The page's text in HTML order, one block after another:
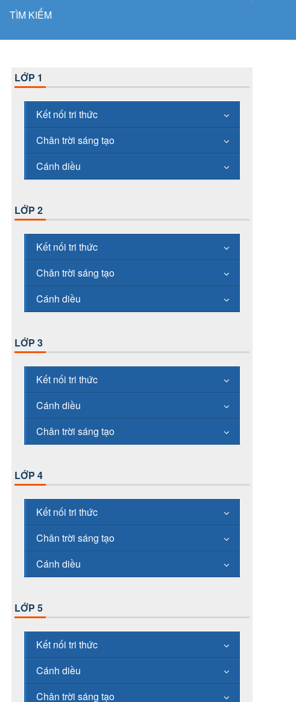
TÌM KIẾM
LỚP 1
Kết nối tri thức
Chân trời sáng tạo
Cánh diều
LỚP 2
Kết nối tri thức
Chân trời sáng tạo
Cánh diều
LỚP 3
Kết nối tri thức
Cánh diều
Chân trời sáng tạo
LỚP 4
Kết nối tri thức
Chân trời sáng tạo
Cánh diều
LỚP 5
Kết nối tri thức
Cánh diều
Chân trời sáng tạo